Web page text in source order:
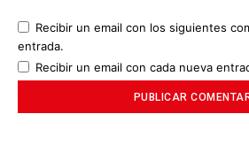
Recibir un email con los siguientes
entrada.
Recibir un email con cada nueva